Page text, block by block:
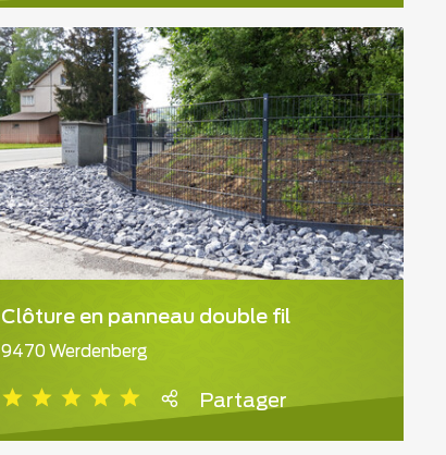
Clôture en panneau double fil
9470 Werdenberg
Partager